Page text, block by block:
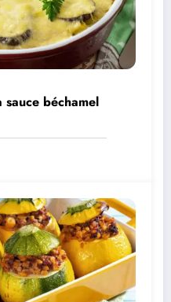
sauce béchamel